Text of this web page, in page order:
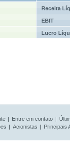
Receita
EBIT
Lucro
| Entre em contato |
| Acionistas | Principais